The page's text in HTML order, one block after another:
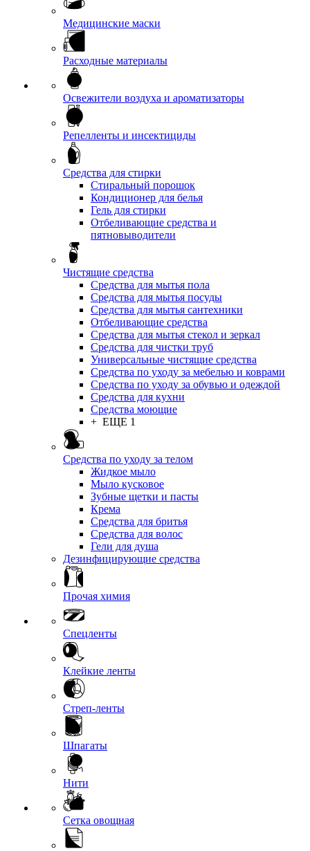
Медицинские маски
Расходные материалы
Освежители воздуха и ароматизаторы
Репелленты и инсектициды
Средства для стирки
Стиральный порошок
Кондиционер для белья
Гель для стирки
Отбеливающие средства и
пятновыводители
Чистящие средства
Средства для мытья пола
Средства для мытья посуды
Средства для мытья сантехники
Отбеливающие средства
Средства для мытья стекол и зеркал
Средства для чистки труб
Универсальные чистящие средства
Средства по уходу за мебелью и коврами
Средства по уходу за обувью и одеждой
Средства для кухни
Средства моющие
+ ЕЩЕ 1
Средства по уходу за телом
Жидкое мыло
Мыло кусковое
Зубные щетки и пасты
Крема
Средства для бритья
Средства для волос
Гели для душа
Дезинфицирующие средства
Прочая химия
Спецленты
Клейкие ленты
Стреп-ленты
Шпагаты
Нити
Сетка овощная